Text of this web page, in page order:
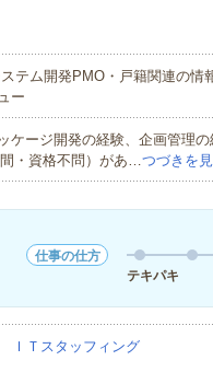
テム開発PMO・戸籍関連の情
ー
ッケージ開発の経験、企画管
・資格不問）があ…つづきを
仕事の仕方
テキパキ
ＩＴスタッフィング